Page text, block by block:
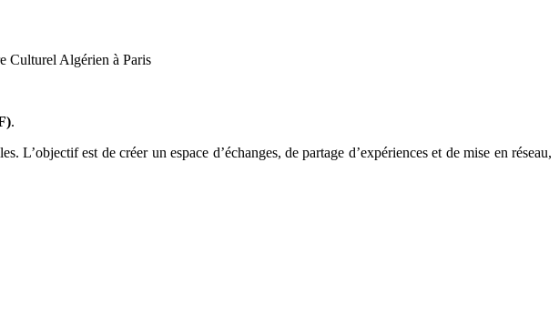
Culturel Algérien à Paris
.
est de créer un espace d’échanges, de partage d’expériences et de mise en réseau,